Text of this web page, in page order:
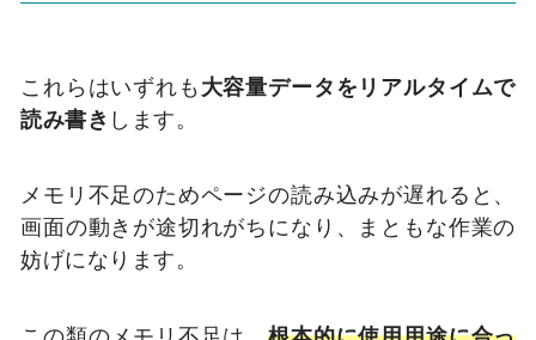
これらはいずれも 大容量データをリアルタイムで
読み書き します。
メモリ不足のためページの読み込みが遅れると、
画面の動きが途切れがちになり、まともな作業の
妨げになります。